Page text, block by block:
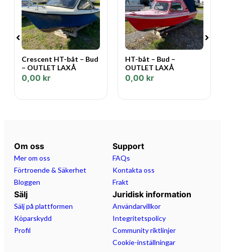
Crescent HT-båt – Bud
– OUTLET LAXÅ
0,00 kr
HT-båt – Bud –
OUTLET LAXÅ
0,00 kr
Om oss
Mer om oss
Förtroende & Säkerhet
Bloggen
Support
FAQs
Kontakta oss
Frakt
Sälj
Sälj på plattformen
Köparskydd
Profil
Juridisk information
Användarvillkor
Integritetspolicy
Community riktlinjer
Cookie-inställningar